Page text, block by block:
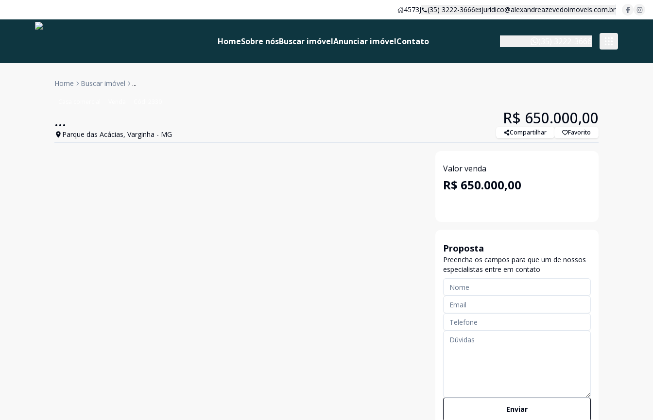
4573J (35) 3222-3666 juridico@alexandreazevedoimoveis.com.br
HomeSobre nósBuscar imóvelAnunciar imóvelContato
Home Buscar imóvel ...
...
Parque das Acácias, Varginha - MG
R$ 650.000,00
Compartilhar Favorito
Valor venda
R$ 650.000,00
Proposta
Preencha os campos para que um de nossos
especialistas entre em contato
Enviar